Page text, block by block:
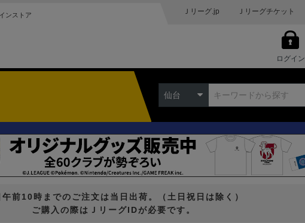
ンストア Ｊリーグ.jp Ｊリーグチケット
ログイン
仙台
午前10時までのご注文は当日出荷。（土日祝日は除く）
ご購入の際はＪリーグIDが必要です。